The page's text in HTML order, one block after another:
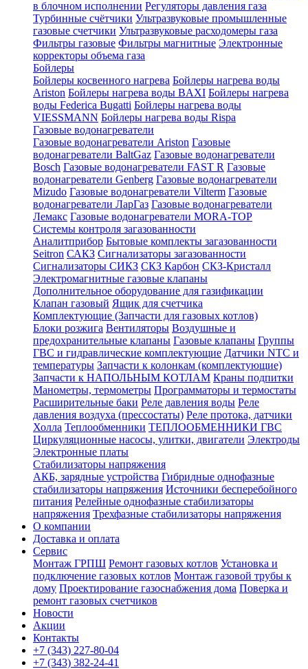
в блочном исполнении Регуляторы давления газа
Турбинные счётчики Ультразвуковые промышленные
газовые счетчики Ультразвуковые расходомеры газа
Фильтры газовые Фильтры магнитные Электронные
корректоры объема газа
Бойлеры
Бойлеры косвенного нагрева Бойлеры нагрева воды
Ariston Бойлеры нагрева воды BAXI Бойлеры нагрева
воды Federica Bugatti Бойлеры нагрева воды
VIESSMANN Бойлеры нагрева воды Rispa
Газовые водонагреватели
Газовые водонагреватели Ariston Газовые
водонагреватели BaltGaz Газовые водонагреватели
Bosch Газовые водонагреватели FAST R Газовые
водонагреватели Genberg Газовые водонагреватели
Mizudo Газовые водонагреватели Vilterm Газовые
водонагреватели ЛарГаз Газовые водонагреватели
Лемакс Газовые водонагреватели MORA-TOP
Системы контроля загазованности
Аналитприбор Бытовые комплекты загазованности
Seitron САКЗ Сигнализаторы загазованности
Сигнализаторы СИКЗ СКЗ Карбон СКЗ-Кристалл
Электромагнитные газовые клапаны
Дополнительное оборудование для газификации
Клапан газовый Ящик для счетчика
Комплектующие (Запчасти для газовых котлов)
Блоки розжига Вентиляторы Воздушные и
предохранительные клапаны Газовые клапаны Группы
ГВС и гидравлические комплектующие Датчики NTC и
температуры Запчасти к колонкам (комплектующие)
Запчасти к НАПОЛЬНЫМ КОТЛАМ Краны подпитки
Манометры, термометры Программаторы и термостаты
Расширительные баки Реле давления воды Реле
давления воздуха (прессостаты) Реле протока, датчики
Холла Теплообменники ТЕПЛООБМЕННИКИ ГВС
Циркуляционные насосы, улитки, двигатели Электроды
Электронные платы
Стабилизаторы напряжения
АКБ, зарядные устройства Гибридные однофазные
стабилизаторы напряжения Источники бесперебойного
питания Релейные однофазные стабилизаторы
напряжения Трехфазные стабилизаторы напряжения
О компании
Доставка и оплата
Сервис
Монтаж ГРПШ Ремонт газовых котлов Установка и
подключение газовых котлов Монтаж газовой трубы к
дому Проектирование газоснабжения дома Поверка и
ремонт газовых счетчиков
Новости
Акции
Контакты
+7 (343) 227-80-04
+7 (343) 382-24-41